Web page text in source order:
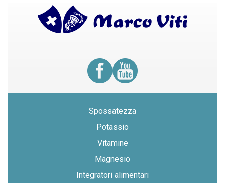
Spossatezza
Potassio
Vitamine
Magnesio
Integratori alimentari